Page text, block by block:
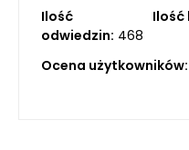
Ilość
odwiedzin: 468
Ilość
Ocena użytkowników: